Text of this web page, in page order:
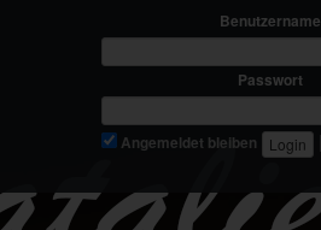
Benutzername
Passwort
Angemeldet bleiben